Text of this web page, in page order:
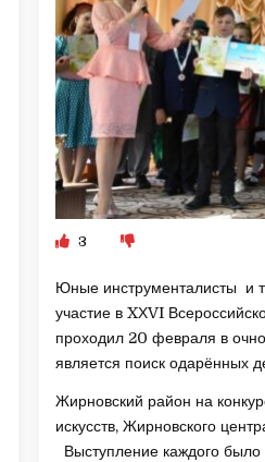
3
Юные инструменталисты и
участие в XХVI
проходил 20 февраля в
является поиск одарённых
Жирновский район на
искусств, Жирновского
Выступление каждого